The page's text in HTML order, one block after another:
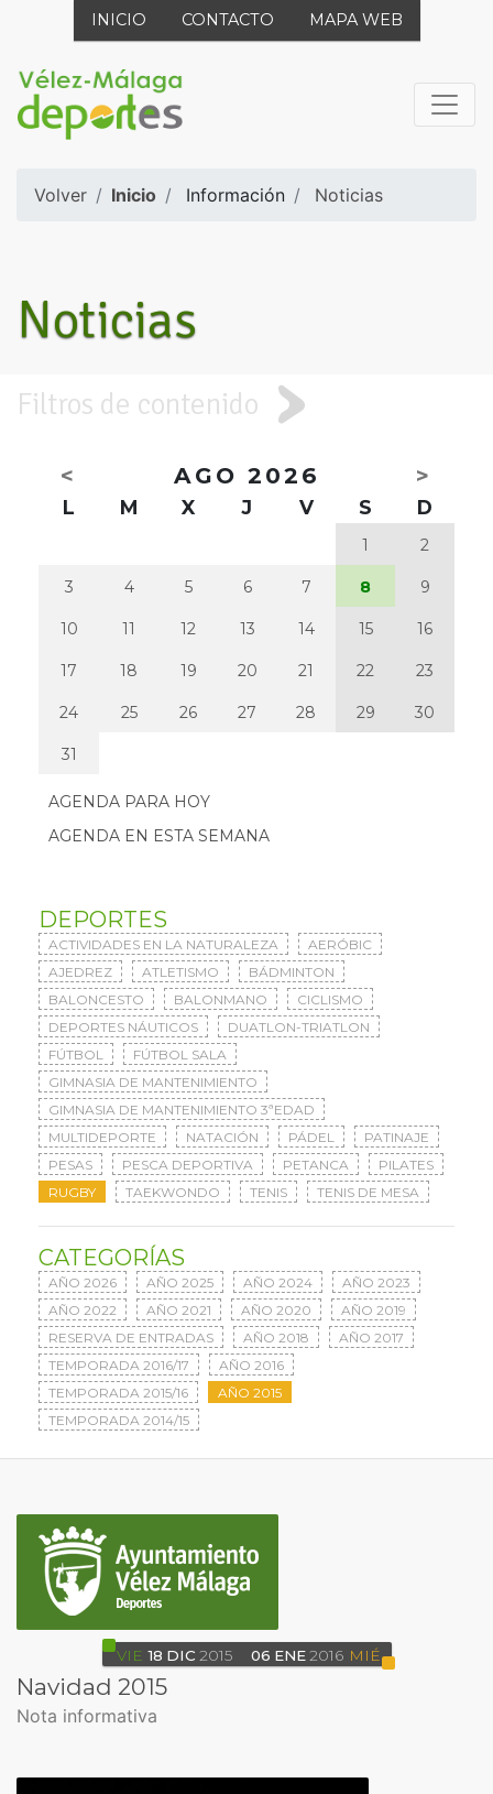
INICIO CONTACTO MAPA WEB
Volver Inicio Información Noticias
Noticias
Filtros de contenido
< AGO 2026 >
L M X J V S D
1 2
3 4 5 6 7 8 9
10 11 12 13 14 15 16
17 18 19 20 21 22 23
24 25 26 27 28 29 30
31
AGENDA PARA HOY
AGENDA EN ESTA SEMANA
DEPORTES
ACTIVIDADES EN LA NATURALEZA
AERÓBIC
AJEDREZ
ATLETISMO
BÁDMINTON
BALONCESTO
BALONMANO
CICLISMO
DEPORTES NÁUTICOS
DUATLON-TRIATLON
FÚTBOL
FÚTBOL SALA
GIMNASIA DE MANTENIMIENTO
GIMNASIA DE MANTENIMIENTO 3ªEDAD
MULTIDEPORTE
NATACIÓN PÁDEL
PATINAJE
PESAS
PESCA DEPORTIVA PETANCA
PILATES
RUGBY
TAEKWONDO TENIS TENIS DE MESA
CATEGORÍAS
AÑO 2026 AÑO 2025 AÑO 2024
AÑO 2023
AÑO 2022
AÑO 2021 AÑO 2020
AÑO 2019
RESERVA DE ENTRADAS
AÑO 2018
AÑO 2017
TEMPORADA 2016/17
AÑO 2016
TEMPORADA 2015/16
AÑO 2015
TEMPORADA 2014/15
VIE 18 DIC 2015 06 ENE 2016 MIÉ
Navidad 2015
Nota informativa